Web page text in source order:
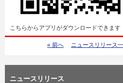
こちらからアプリがダウンロードできます
« 前へ ニュースリリース
ニュースリリース